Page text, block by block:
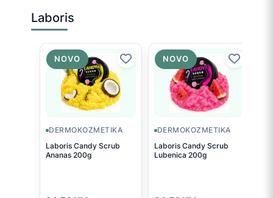
Laboris
NOVO
DERMOKOZMETIKA
Laboris Candy Scrub
Ananas 200g
NOVO
DERMOKOZMETIKA
Laboris Candy Scrub
Lubenica 200g